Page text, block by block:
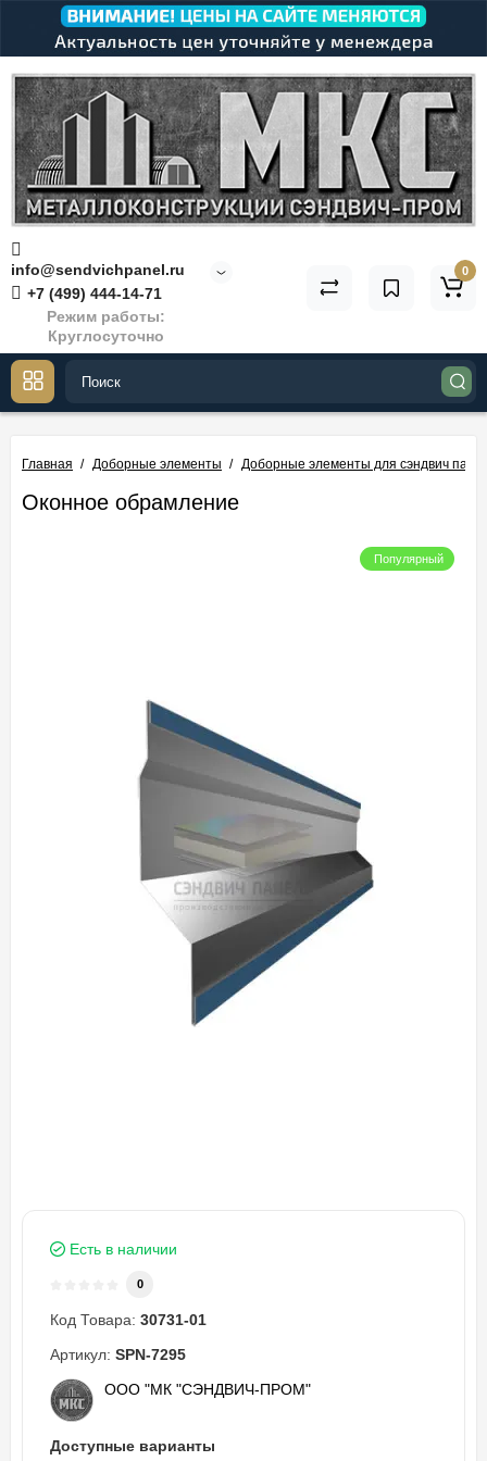
info@sendvichpanel.ru
+7 (499) 444-14-71
Режим работы:
Круглосуточно
0
Главная Доборные элементы Доборные элементы для сэндвич
Оконное обрамление
Популярный
Есть в наличии
0
Код Товара: 30731-01
Артикул: SPN-7295
ООО "МК "СЭНДВИЧ-ПРОМ"
Доступные варианты